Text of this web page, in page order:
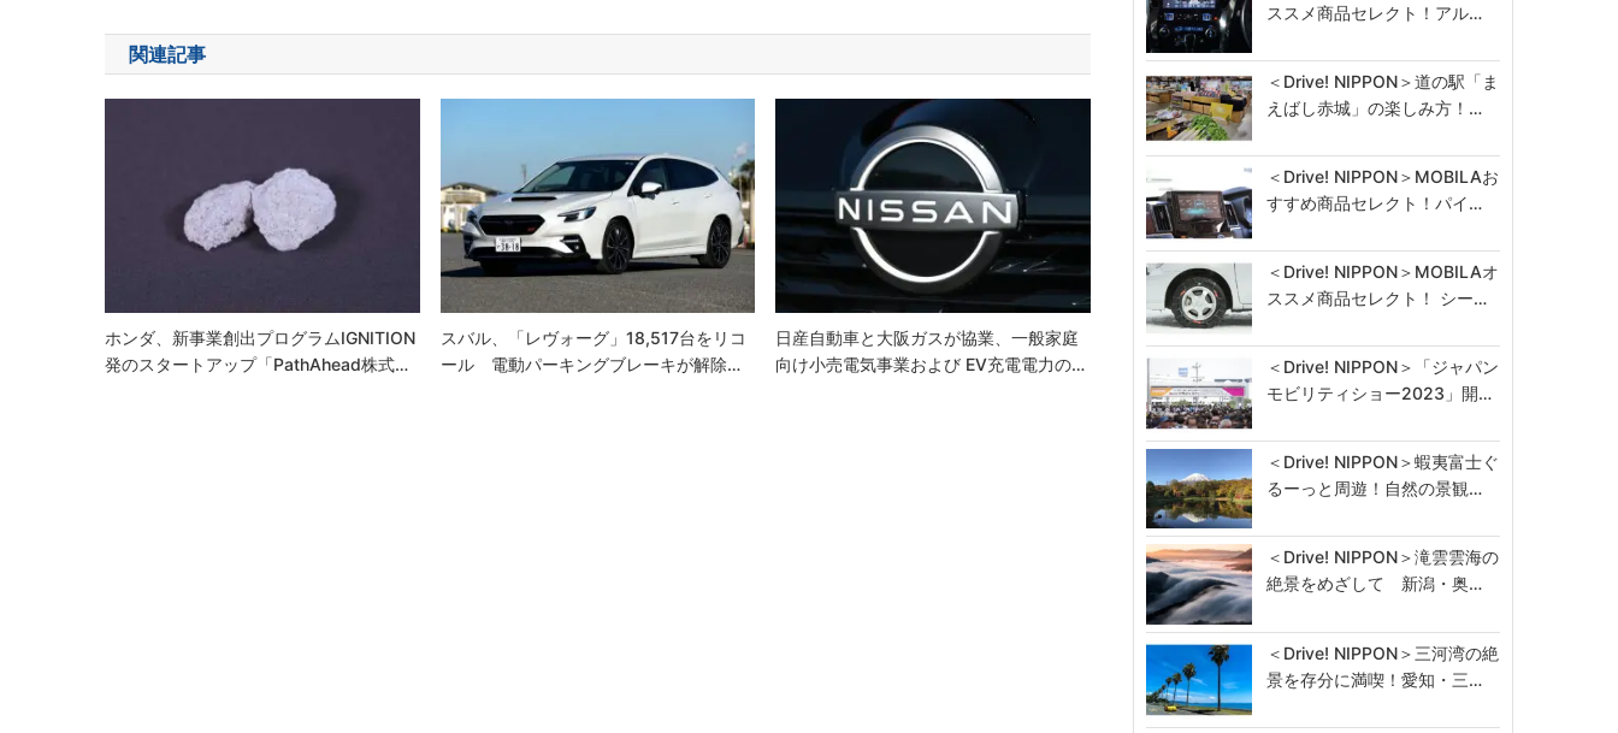
ナ
ビ
ン
関連記事
ホンダ、新事業創出プログラムIGNITION
発のスタートアップ「PathAhead株式…
スバル、「レヴォーグ」18,517台をリコ
ール 電動パーキングブレーキが解除…
日産自動車と大阪ガスが協業、一般家庭
向け小売電気事業および EV充電電力の…
ススメ商品セレクト！アル…
＜Drive! NIPPON＞道の駅「ま
えばし赤城」の楽しみ方！…
＜Drive! NIPPON＞MOBILAお
すすめ商品セレクト！パイ…
＜Drive! NIPPON＞MOBILAオ
ススメ商品セレクト！ シー…
＜Drive! NIPPON＞「ジャパン
モビリティショー2023」開…
＜Drive! NIPPON＞蝦夷富士ぐ
るーっと周遊！自然の景観…
＜Drive! NIPPON＞滝雲雲海の
絶景をめざして 新潟・奥…
＜Drive! NIPPON＞三河湾の絶
景を存分に満喫！愛知・三…